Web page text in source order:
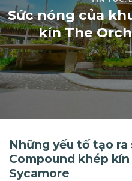
Sức nóng của
kín The
Những yếu tố tạo
Compound khép
Sycamore